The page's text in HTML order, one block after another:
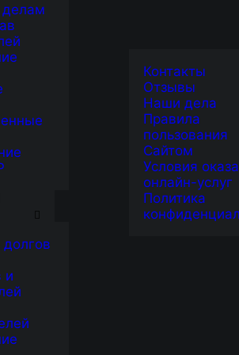
и
Контакты
Отзывы
Наши дела
Правила
пользования
Сайтом
Условия
онлайн-услуг
Политика